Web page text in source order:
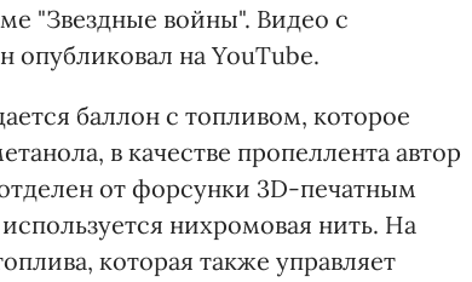
"Звездные войны". Видео с
опубликовал на YouTube.
баллон с топливом, которое
в качестве пропеллента автор
от форсунки 3D-печатным
нихромовая нить. На
которая также управляет